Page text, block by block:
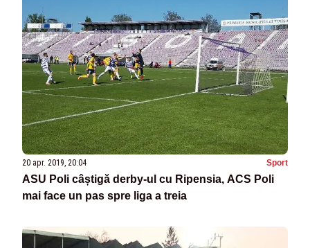
20 apr. 2019, 20:04 Sport
ASU Poli câștigă derby-ul cu Ripensia, ACS Poli
mai face un pas spre liga a treia